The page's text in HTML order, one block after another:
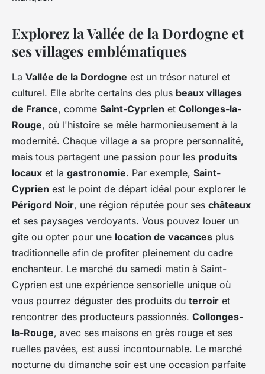
Explorez la Vallée de la Dordogne et
ses villages emblématiques
La Vallée de la Dordogne est un trésor naturel et
culturel. Elle abrite certains des plus beaux villages
de France, comme Saint-Cyprien et Collonges-la-
Rouge, où l'histoire se mêle harmonieusement à la
modernité. Chaque village a sa propre personnalité,
mais tous partagent une passion pour les produits
locaux et la gastronomie. Par exemple, Saint-
Cyprien est le point de départ idéal pour explorer le
Périgord Noir, une région réputée pour ses châteaux
et ses paysages verdoyants. Vous pouvez louer un
gîte ou opter pour une location de vacances plus
traditionnelle afin de profiter pleinement du cadre
enchanteur. Le marché du samedi matin à Saint-
Cyprien est une expérience sensorielle unique où
vous pourrez déguster des produits du terroir et
rencontrer des producteurs passionnés. Collonges-
la-Rouge, avec ses maisons en grès rouge et ses
ruelles pavées, est aussi incontournable. Le marché
nocturne du dimanche soir est une occasion parfaite